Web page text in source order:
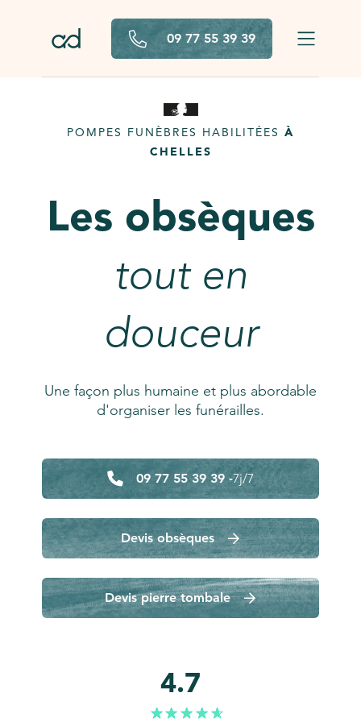
09 77 55 39 39
POMPES FUNÈBRES HABILITÉES À
CHELLES
Les obsèques
tout en
douceur
Une façon plus humaine et plus abordable
d'organiser les funérailles.
09 77 55 39 39 -7j/7
Devis obsèques
Devis pierre tombale
4.7